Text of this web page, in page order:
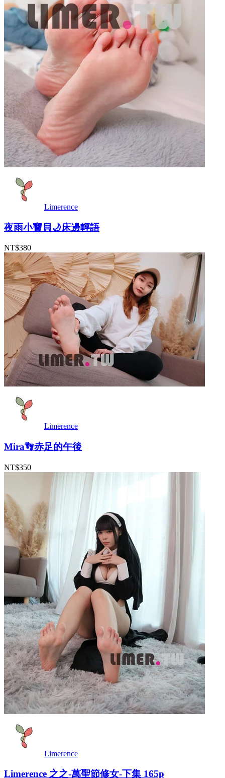
Limerence
夜雨小寶貝🌙床邊輕語
NT$380
Limerence
Mira👣赤足的午後
NT$350
Limerence
Limerence 之之-萬聖節修女-下集 165p